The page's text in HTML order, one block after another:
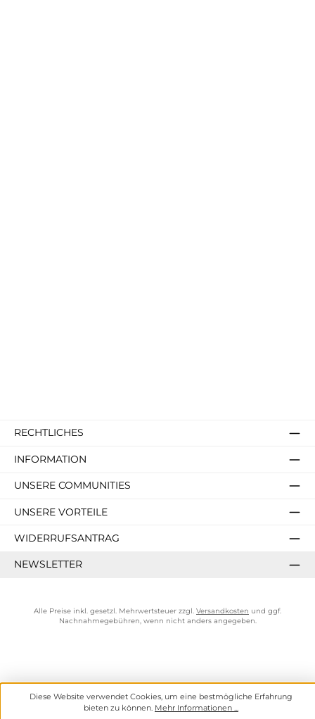
RECHTLICHES
INFORMATION
UNSERE COMMUNITIES
UNSERE VORTEILE
WIDERRUFSANTRAG
NEWSLETTER
Alle Preise inkl. gesetzl. Mehrwertsteuer zzgl. Versandkosten und ggf.
Nachnahmegebühren, wenn nicht anders angegeben.
Diese Website verwendet Cookies, um eine bestmögliche Erfahrung
bieten zu können. Mehr Informationen ...